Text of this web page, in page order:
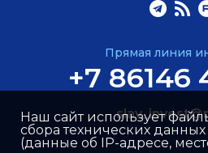
Прямая линия
+7 86146
Наш сайт использует
сбора технических данных
(данные об IP-адресе,